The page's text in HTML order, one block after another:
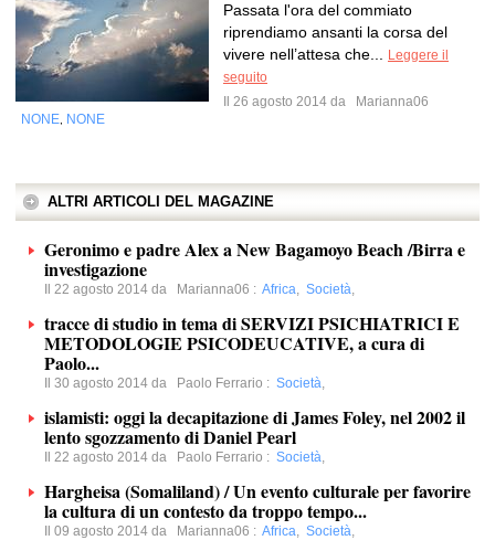
Passata l'ora del commiato
riprendiamo ansanti la corsa del
vivere nell’attesa che...
Leggere il
seguito
Il 26 agosto 2014 da
Marianna06
NONE NONE
ALTRI ARTICOLI DEL MAGAZINE
Geronimo e padre Alex a New Bagamoyo Beach /Birra e
investigazione
Il 22 agosto 2014 da Marianna06 : Africa, Società,
tracce di studio in tema di SERVIZI PSICHIATRICI E
METODOLOGIE PSICODEUCATIVE, a cura di
Paolo...
Il 30 agosto 2014 da Paolo Ferrario : Società,
islamisti: oggi la decapitazione di James Foley, nel 2002 il
lento sgozzamento di Daniel Pearl
Il 22 agosto 2014 da Paolo Ferrario : Società,
Hargheisa (Somaliland) / Un evento culturale per favorire
la cultura di un contesto da troppo tempo...
Il 09 agosto 2014 da Marianna06 : Africa, Società,